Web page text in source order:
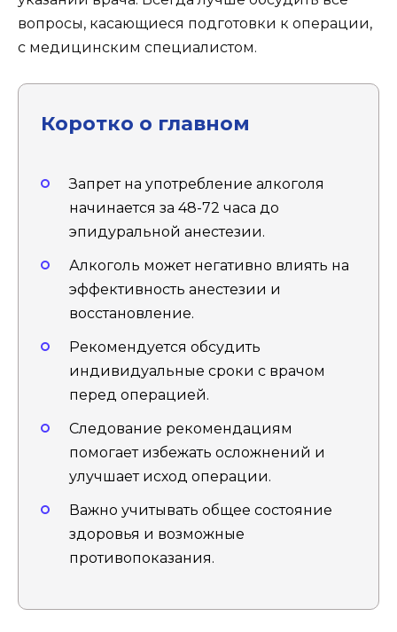
вопросы, касающиеся подготовки к операции,
с медицинским специалистом.
Коротко о главном
Запрет на употребление алкоголя
начинается за 48-72 часа до
эпидуральной анестезии.
Алкоголь может негативно влиять на
эффективность анестезии и
восстановление.
Рекомендуется обсудить
индивидуальные сроки с врачом
перед операцией.
Следование рекомендациям
помогает избежать осложнений и
улучшает исход операции.
Важно учитывать общее состояние
здоровья и возможные
противопоказания.